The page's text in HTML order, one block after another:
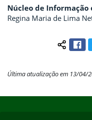
Núcleo de Informação
Regina Maria de Lima
Última atualização em 13/04/